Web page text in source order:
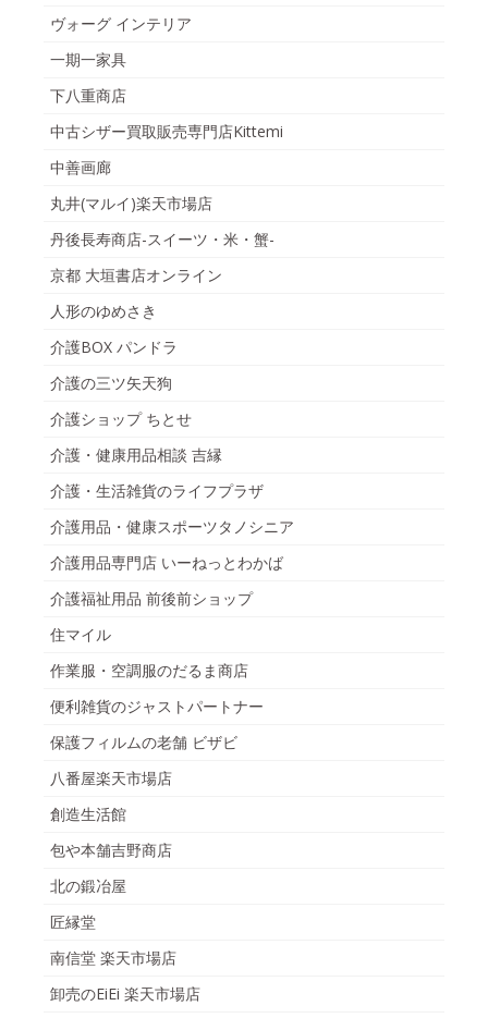
ヴォーグ インテリア
一期一家具
下八重商店
中古シザー買取販売専門店Kittemi
中善画廊
丸井(マルイ)楽天市場店
丹後長寿商店-スイーツ・米・蟹-
京都 大垣書店オンライン
人形のゆめさき
介護BOX パンドラ
介護の三ツ矢天狗
介護ショップ ちとせ
介護・健康用品相談 吉縁
介護・生活雑貨のライフプラザ
介護用品・健康スポーツタノシニア
介護用品専門店 いーねっとわかば
介護福祉用品 前後前ショップ
住マイル
作業服・空調服のだるま商店
便利雑貨のジャストパートナー
保護フィルムの老舗 ビザビ
八番屋楽天市場店
創造生活館
包や本舗吉野商店
北の鍛冶屋
匠縁堂
南信堂 楽天市場店
卸売のEiEi 楽天市場店